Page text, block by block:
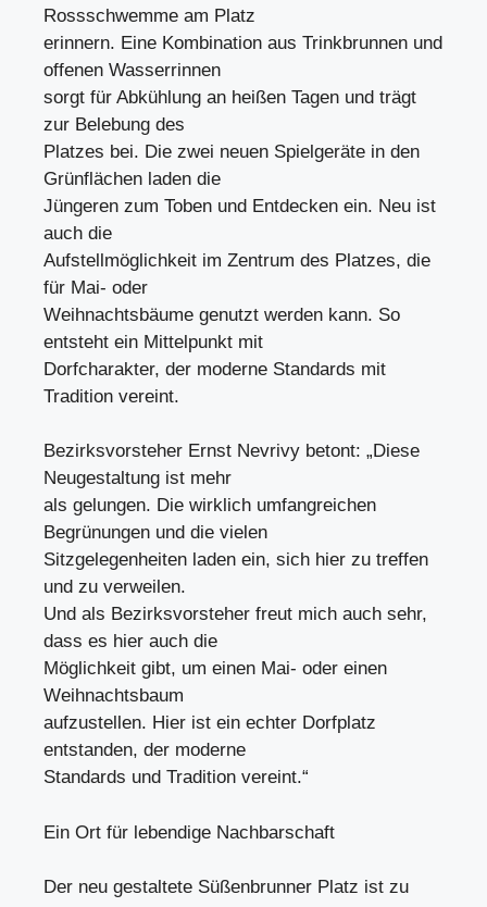
Rossschwemme am Platz
erinnern. Eine Kombination aus Trinkbrunnen und
offenen Wasserrinnen
sorgt für Abkühlung an heißen Tagen und trägt
zur Belebung des
Platzes bei. Die zwei neuen Spielgeräte in den
Grünflächen laden die
Jüngeren zum Toben und Entdecken ein. Neu ist
auch die
Aufstellmöglichkeit im Zentrum des Platzes, die
für Mai- oder
Weihnachtsbäume genutzt werden kann. So
entsteht ein Mittelpunkt mit
Dorfcharakter, der moderne Standards mit
Tradition vereint.
Bezirksvorsteher Ernst Nevrivy betont: „Diese
Neugestaltung ist mehr
als gelungen. Die wirklich umfangreichen
Begrünungen und die vielen
Sitzgelegenheiten laden ein, sich hier zu treffen
und zu verweilen.
Und als Bezirksvorsteher freut mich auch sehr,
dass es hier auch die
Möglichkeit gibt, um einen Mai- oder einen
Weihnachtsbaum
aufzustellen. Hier ist ein echter Dorfplatz
entstanden, der moderne
Standards und Tradition vereint.“
Ein Ort für lebendige Nachbarschaft
Der neu gestaltete Süßenbrunner Platz ist zu